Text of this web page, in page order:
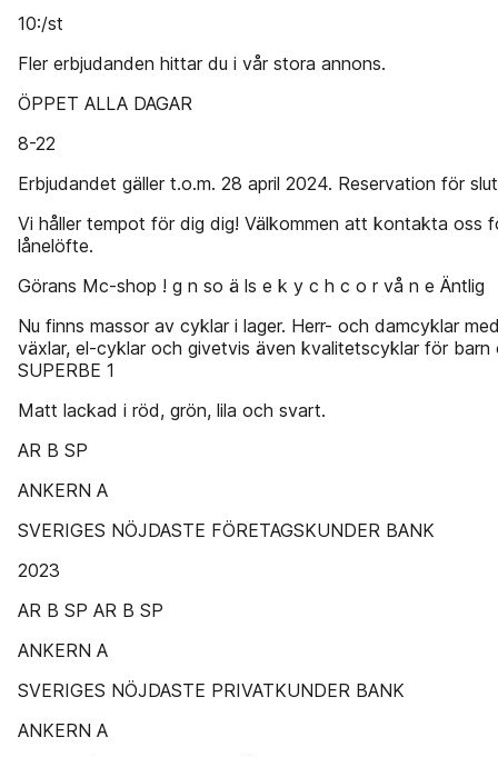
10:/st
Fler erbjudanden hittar du i vår stora annons.
ÖPPET ALLA DAGAR
8-22
Erbjudandet gäller t.o.m. 28 april 2024. Reservation för
Vi håller tempot för dig dig! Välkommen att kontakta oss
lånelöfte.
Görans Mc-shop ! g n so ä ls e k y c h c o r vå n e Äntlig
Nu finns massor av cyklar i lager. Herr- och damcyklar
växlar, el-cyklar och givetvis även kvalitetscyklar för barn
SUPERBE 1
Matt lackad i röd, grön, lila och svart.
AR B SP
ANKERN A
SVERIGES NÖJDASTE FÖRETAGSKUNDER BANK
2023
AR B SP AR B SP
ANKERN A
SVERIGES NÖJDASTE PRIVATKUNDER BANK
ANKERN A